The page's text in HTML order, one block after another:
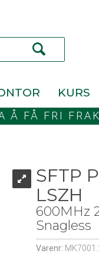
KURS
Å FÅ FRI
SFTP
LSZH
600MHz
Snagless
Varenr: